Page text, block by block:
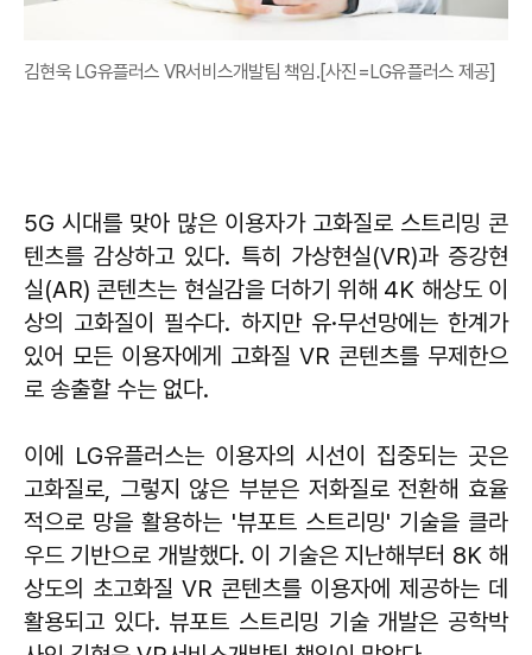
김현욱 LG유플러스 VR서비스개발팀 책임.[사진=LG유플러스 제공]
5G 시대를 맞아 많은 이용자가 고화질로 스트리밍 콘
텐츠를 감상하고 있다. 특히 가상현실(VR)과 증강현
실(AR) 콘텐츠는 현실감을 더하기 위해 4K 해상도 이
상의 고화질이 필수다. 하지만 유·무선망에는 한계가
있어 모든 이용자에게 고화질 VR 콘텐츠를 무제한으
로 송출할 수는 없다.
이에 LG유플러스는 이용자의 시선이 집중되는 곳은
고화질로, 그렇지 않은 부분은 저화질로 전환해 효율
적으로 망을 활용하는 '뷰포트 스트리밍' 기술을 클라
우드 기반으로 개발했다. 이 기술은 지난해부터 8K 해
상도의 초고화질 VR 콘텐츠를 이용자에 제공하는 데
활용되고 있다. 뷰포트 스트리밍 기술 개발은 공학박